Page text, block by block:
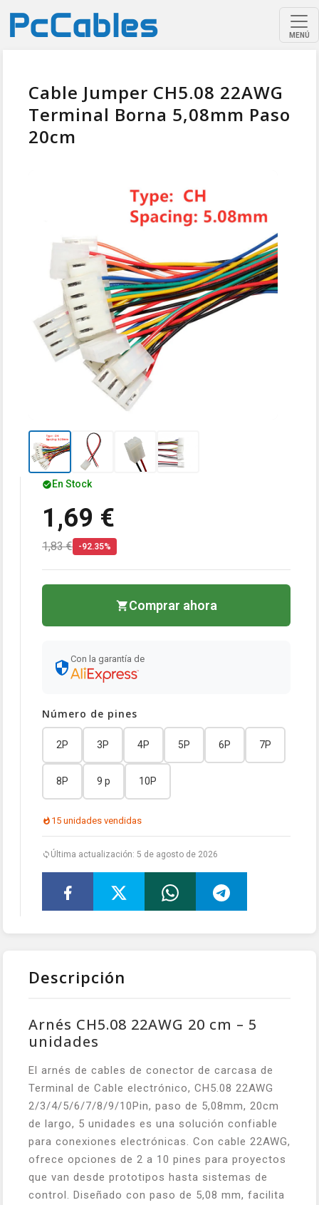
MENÚ
Cable Jumper CH5.08 22AWG
Terminal Borna 5,08mm Paso
20cm
En Stock
1,69 €
1,83 € -92.35%
Comprar ahora
Con la garantía de
Número de pines
2P 3P 4P 5P 6P 7P
8P 9 p 10P
15 unidades vendidas
Última actualización: 5 de agosto de 2026
Descripción
Arnés CH5.08 22AWG 20 cm – 5
unidades
El arnés de cables de conector de carcasa de
Terminal de Cable electrónico, CH5.08 22AWG
2/3/4/5/6/7/8/9/10Pin, paso de 5,08mm, 20cm
de largo, 5 unidades es una solución confiable
para conexiones electrónicas. Con cable 22AWG,
ofrece opciones de 2 a 10 pines para proyectos
que van desde prototipos hasta sistemas de
control. Diseñado con paso de 5,08 mm, facilita